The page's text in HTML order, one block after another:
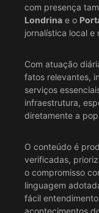
com presença
Londrina e o
jornalística local e
Com atuação
fatos relevantes,
serviços
infraestrutura,
diretamente a
O conteúdo é
verificadas,
o compromisso
linguagem
fácil
acontecimentos